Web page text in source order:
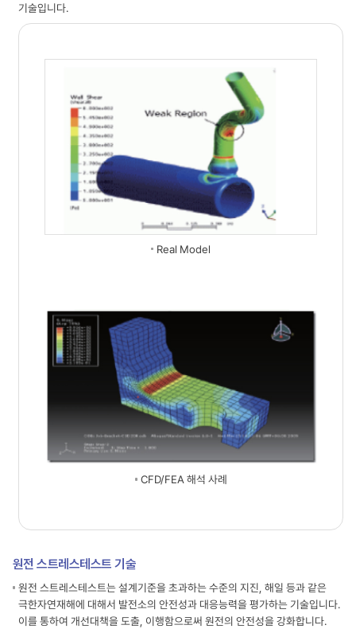
기술입니다.
Real Model
CFD/FEA 해석 사례
원전 스트레스테스트 기술
원전 스트레스테스트는 설계기준을 초과하는 수준의 지진, 해일 등과 같은
극한자연재해에 대해서 발전소의 안전성과 대응능력을 평가하는 기술입니다.
이를 통하여 개선대책을 도출, 이행함으로써 원전의 안전성을 강화합니다.